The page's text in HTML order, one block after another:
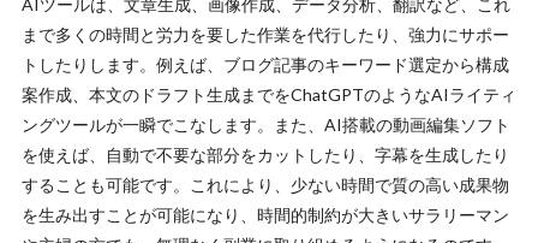
まで多くの時間と労力を要した作業を代行したり、強力にサポー
トしたりします。例えば、ブログ記事のキーワード選定から構成
案作成、本文のドラフト生成までをChatGPTのようなAIライティ
ングツールが一瞬でこなします。また、AI搭載の動画編集ソフト
を使えば、自動で不要な部分をカットしたり、字幕を生成したり
することも可能です。これにより、少ない時間で質の高い成果物
を生み出すことが可能になり、時間的制約が大きいサラリーマン